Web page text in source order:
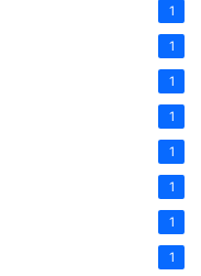
1
1
1
1
1
1
1
1